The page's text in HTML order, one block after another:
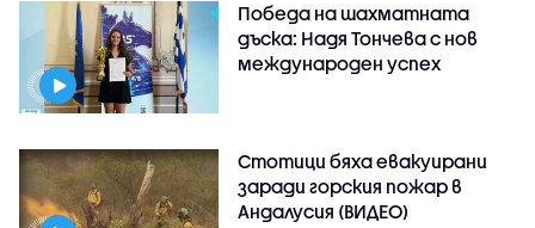
Победа на шахматната
дъска: Надя Тончева с нов
международен успех
Стотици бяха евакуирани
заради горския пожар в
Андалусия (ВИДЕО)